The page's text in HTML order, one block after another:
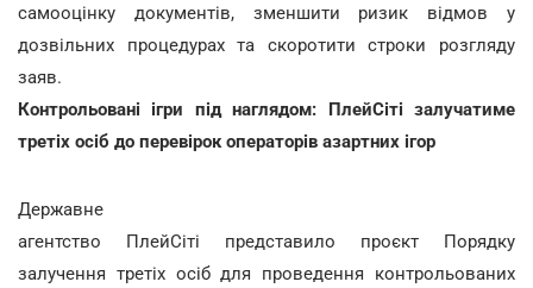
самооцінку документів, зменшити ризик відмов у
дозвільних процедурах та скоротити строки розгляду
заяв.
Контрольовані ігри під наглядом: ПлейСіті залучатиме
третіх осіб до перевірок операторів азартних ігор
Державне
агентство ПлейСіті представило проєкт Порядку
залучення третіх осіб для проведення контрольованих